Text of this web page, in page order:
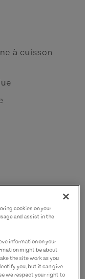
à cuisson
fondue
de l’Île, frais
cookies on your
and assist in the
information on your
might be about
the site work as you
you, but it can give
we respect your right to